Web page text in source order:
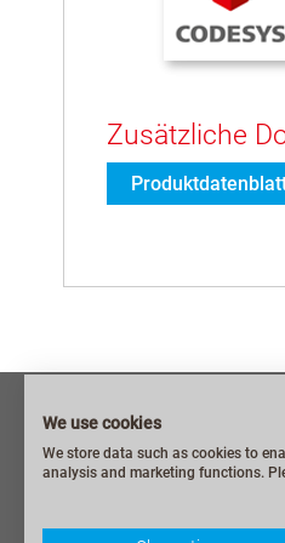
Zusätzliche
Impressum
Datenschutzerklärung
Allgemeine
We use cookies
We store data such as cookies to
analysis and marketing functions.